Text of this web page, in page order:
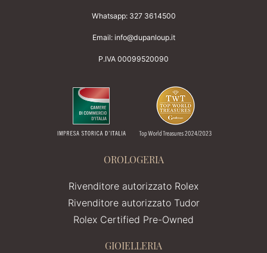
Whatsapp: 327 3614500
Email: info@dupanloup.it
P.IVA 00099520090
OROLOGERIA
Rivenditore autorizzato Rolex
Rivenditore autorizzato Tudor
Rolex Certified Pre-Owned
GIOIELLERIA